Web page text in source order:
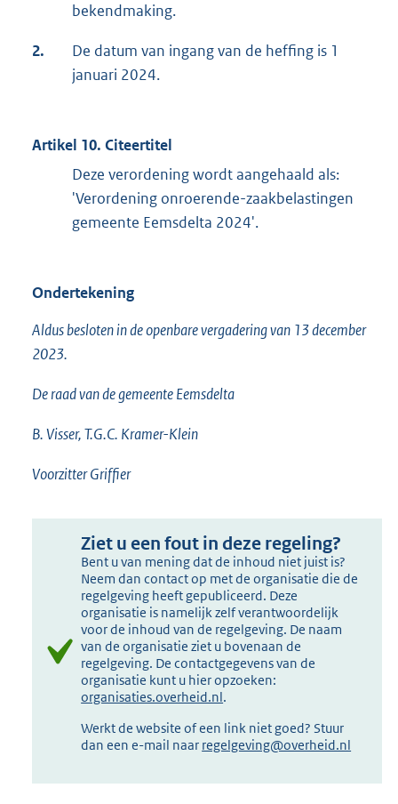
bekendmaking.
2.
De datum van ingang van de heffing is 1
januari 2024.
Artikel 10. Citeertitel
Deze verordening wordt aangehaald als:
'Verordening onroerende-zaakbelastingen
gemeente Eemsdelta 2024'.
Ondertekening
Aldus besloten in de openbare vergadering van 13 december
2023.
De raad van de gemeente Eemsdelta
B. Visser, T.G.C. Kramer-Klein
Voorzitter Griffier
Ziet u een fout in deze regeling?
Bent u van mening dat de inhoud niet juist is?
Neem dan contact op met de organisatie die de
regelgeving heeft gepubliceerd. Deze
organisatie is namelijk zelf verantwoordelijk
voor de inhoud van de regelgeving. De naam
van de organisatie ziet u bovenaan de
regelgeving. De contactgegevens van de
organisatie kunt u hier opzoeken:
organisaties.overheid.nl.
Werkt de website of een link niet goed? Stuur
dan een e-mail naar regelgeving@overheid.nl